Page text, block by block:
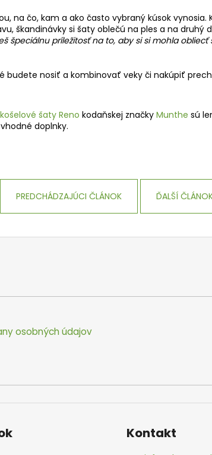
na čo, kam a ako často vybraný kúsok vynosia.
škandinávky si šaty oblečú na ples a na druhý
š špeciálnu príležitosť na to, aby si si mohla obliecť
budete nosiť a kombinovať veky či nakúpiť
košelové šaty Reno kodaňskej značky Munthe sú
doplnky.
PREDCHÁDZAJÚCI ČLÁNOK ĎALŠÍ
osobných údajov
Kontakt